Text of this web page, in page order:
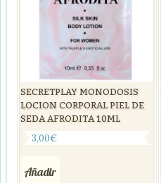
SECRETPLAY MONODOSIS
LOCION CORPORAL PIEL DE
SEDA AFRODITA 10ML
3,00€
Añadir